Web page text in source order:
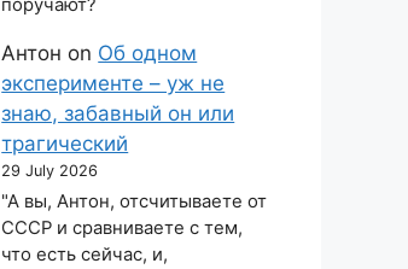
поручают?
Антон on Об одном
эксперименте – уж не
знаю, забавный он или
трагический
29 July 2026
"А вы, Антон, отсчитываете от
СССР и сравниваете с тем,
что есть сейчас, и,